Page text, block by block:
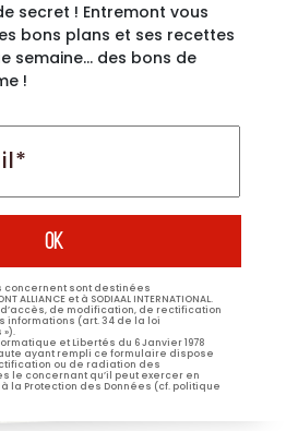
secret ! Entremont vous
bons plans et ses recettes
semaine… des bons de
!
concernent sont destinées
ALLIANCE et à SODIAAL INTERNATIONAL.
de modification, de rectification
informations (art. 34 de la loi
et Libertés du 6 Janvier 1978
ayant rempli ce formulaire dispose
ou de radiation des
le concernant qu’il peut exercer en
la Protection des Données (cf. politique